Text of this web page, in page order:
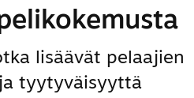
lisäävät pelaajien
tyytyväisyyttä